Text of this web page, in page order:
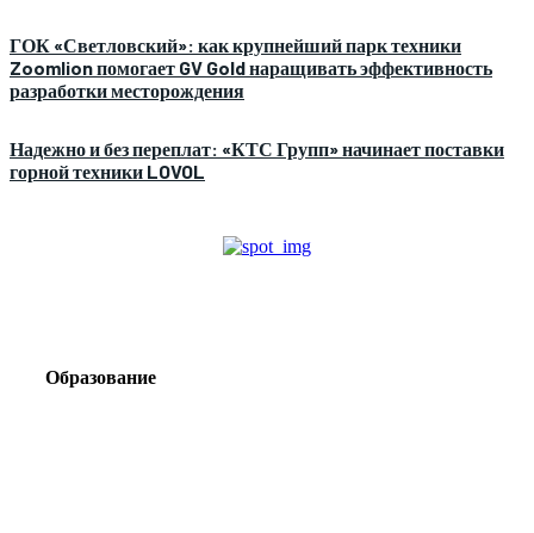
ГОК «Светловский»: как крупнейший парк техники
Zoomlion помогает GV Gold наращивать эффективность
разработки месторождения
Надежно и без переплат: «КТС Групп» начинает поставки
горной техники LOVOL
Образование